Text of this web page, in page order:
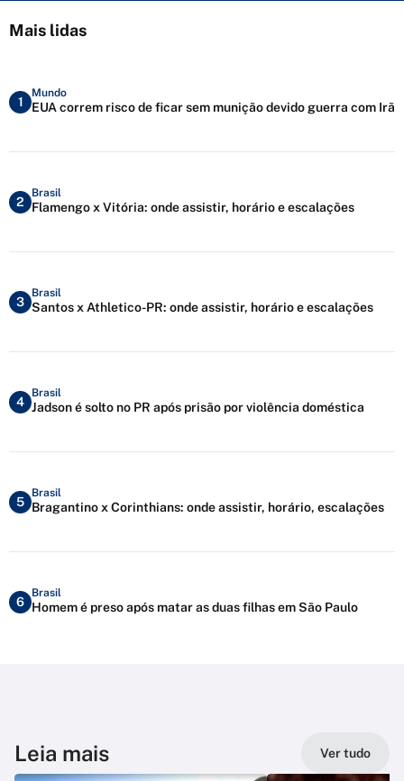
Mais lidas
1
Mundo
EUA correm risco de ficar sem munição devido guerra com Irã
2
Brasil
Flamengo x Vitória: onde assistir, horário e escalações
3
Brasil
Santos x Athletico-PR: onde assistir, horário e escalações
4
Brasil
Jadson é solto no PR após prisão por violência doméstica
5
Brasil
Bragantino x Corinthians: onde assistir, horário, escalações
6
Brasil
Homem é preso após matar as duas filhas em São Paulo
Leia mais Ver tudo